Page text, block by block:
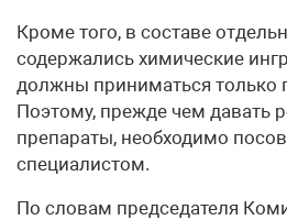
Кроме того, в составе
содержались химические
должны приниматься только
Поэтому, прежде чем давать
препараты, необходимо
специалистом.
По словам председателя